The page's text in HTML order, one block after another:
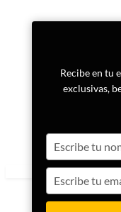
Recibe en tu
exclusivas,
your
name
your
email